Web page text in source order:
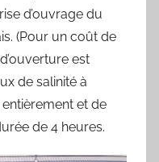
d’ouvrage du
(Pour un coût de
est
de salinité à
et de
de 4 heures.